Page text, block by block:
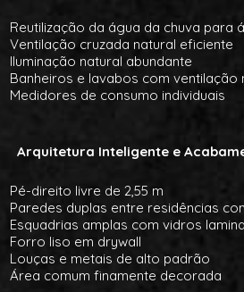
Reutilização da água da chuva para
Ventilação cruzada natural eficiente
Iluminação natural abundante
Banheiros e lavabos com ventilação
Medidores de consumo individuais
Arquitetura Inteligente e
Pé-direito livre de 2,55 m
Paredes duplas entre residências
Esquadrias amplas com vidros
Forro liso em drywall
Louças e metais de alto padrão
Área comum finamente decorada